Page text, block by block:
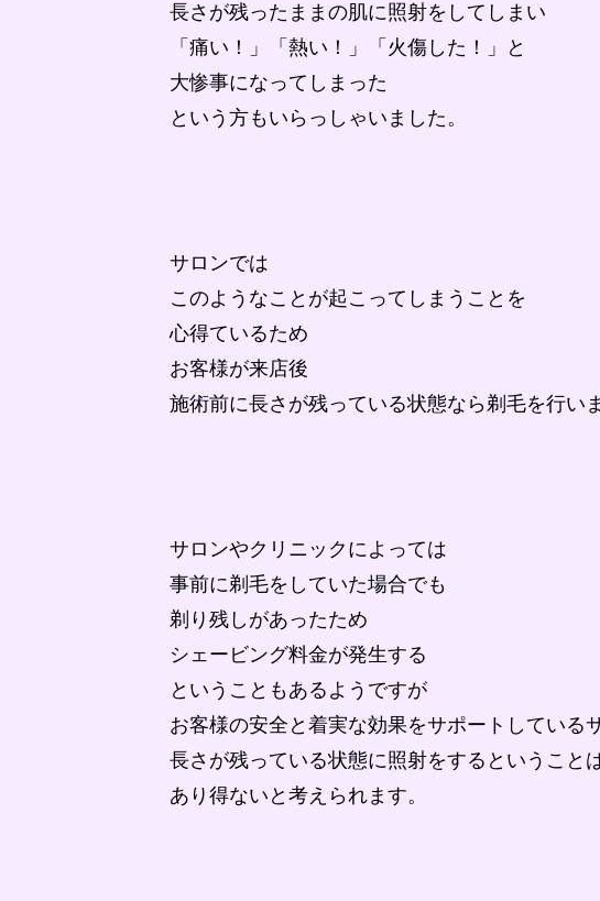
長さが残ったままの肌に照射をしてしまい
「痛い！」「熱い！」「火傷した！」と
大惨事になってしまった
という方もいらっしゃいました。
サロンでは
このようなことが起こってしまうことを
心得ているため
お客様が来店後
施術前に長さが残っている状態なら剃毛を行いま
サロンやクリニックによっては
事前に剃毛をしていた場合でも
剃り残しがあったため
シェービング料金が発生する
ということもあるようですが
お客様の安全と着実な効果をサポートしている
長さが残っている状態に照射をするということ
あり得ないと考えられます。